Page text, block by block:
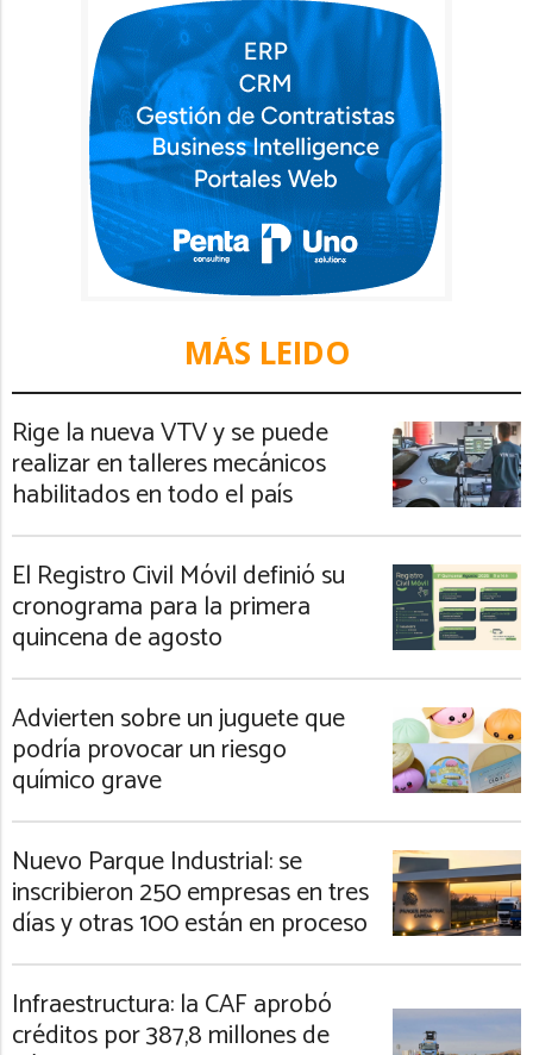
MÁS LEIDO
Rige la nueva VTV y se puede
realizar en talleres mecánicos
habilitados en todo el país
El Registro Civil Móvil definió su
cronograma para la primera
quincena de agosto
Advierten sobre un juguete que
podría provocar un riesgo
químico grave
Nuevo Parque Industrial: se
inscribieron 250 empresas en tres
días y otras 100 están en proceso
Infraestructura: la CAF aprobó
créditos por 387,8 millones de